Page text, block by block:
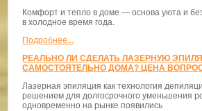
Комфорт и тепло в доме — основа уюта и
в холодное время года.
Подробнее...
РЕАЛЬНО ЛИ СДЕЛАТЬ ЛАЗЕРНУЮ
САМОСТОЯТЕЛЬНО ДОМА? ЦЕНА
Лазерная эпиляция как технология
решением для долгосрочного уменьшения
одновременно на рынке появились